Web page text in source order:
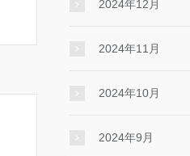
2024年12月
2024年11月
2024年10月
2024年9月